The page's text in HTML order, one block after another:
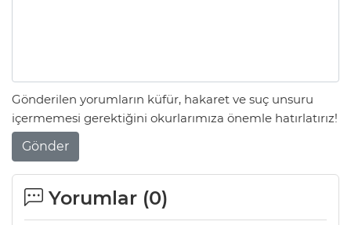
Gönderilen yorumların küfür, hakaret ve suç unsuru
içermemesi gerektiğini okurlarımıza önemle hatırlatırız!
Gönder
Yorumlar (0)